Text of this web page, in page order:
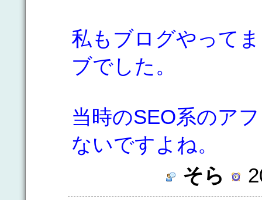
私もブログやって
ブでした。
当時のSEO系のア
ないですよね。
そら